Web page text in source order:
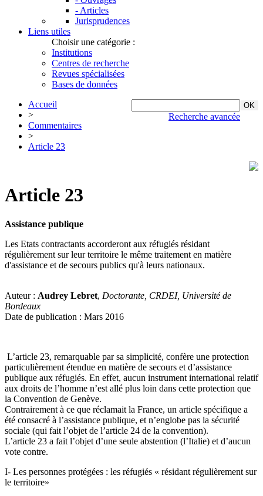
- Articles
Jurisprudences
Liens utiles
Choisir une catégorie :
Institutions
Centres de recherche
Revues spécialisées
Bases de données
Recherche avancée
Accueil
>
Commentaires
>
Article 23
Article 23
Assistance publique
Les Etats contractants accorderont aux réfugiés résidant
régulièrement sur leur territoire le même traitement en matière
d'assistance et de secours publics qu'à leurs nationaux.
Auteur : Audrey Lebret, Doctorante, CRDEI, Université de
Bordeaux
Date de publication : Mars 2016
L’article 23, remarquable par sa simplicité, confère une protection
particulièrement étendue en matière de secours et d’assistance
publique aux réfugiés. En effet, aucun instrument international relatif
aux droits de l’homme n’est allé plus loin dans cette protection que
la Convention de Genève.
Contrairement à ce que réclamait la France, un article spécifique a
été consacré à l’assistance publique, et n’englobe pas la sécurité
sociale (qui fait l’objet de l’article 24 de la convention).
L’article 23 a fait l’objet d’une seule abstention (l’Italie) et d’aucun
vote contre.
I- Les personnes protégées : les réfugiés « résidant régulièrement sur
le territoire»